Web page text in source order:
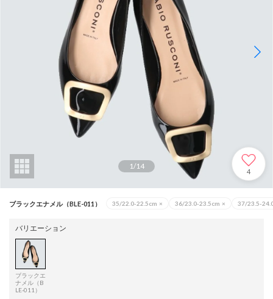
1/14
4
ブラックエナメル（BLE-011） 35/22.0-22.5cm × 36/23.0-23.5cm × 37/23.5-
バリエーション
ブラックエ
ナメル（B
LE-011）